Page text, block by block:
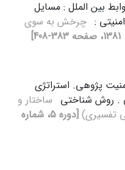
بین الملل : مسایل
: چرخش‌ به‌ سوی‌
پژوهی. استراتژی
. روش شناختی ساختار و
تفسیری‌)
[دوره 5، شماره